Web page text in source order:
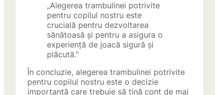
„Alegerea trambulinei potrivite
pentru copilul nostru este
crucială pentru dezvoltarea
sănătoasă și pentru a asigura o
experiență de joacă sigură și
plăcută.”
În concluzie, alegerea trambulinei potrivite
pentru copilul nostru este o decizie
importantă care trebuie să țină cont de mai